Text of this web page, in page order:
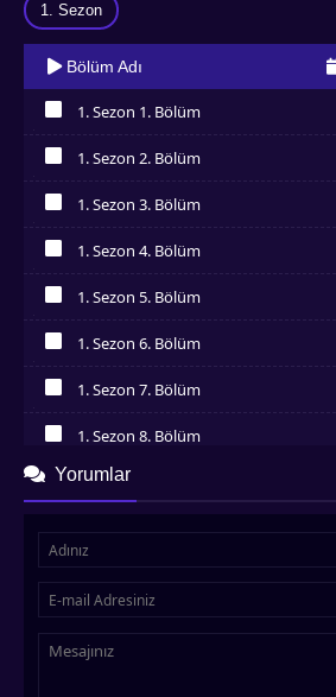
1. Sezon
Bölüm Adı
1. Sezon 1. Bölüm
1. Sezon 2. Bölüm
1. Sezon 3. Bölüm
1. Sezon 4. Bölüm
1. Sezon 5. Bölüm
1. Sezon 6. Bölüm
1. Sezon 7. Bölüm
İzledim
1. Sezon 8. Bölüm
1. Sezon 9. Bölüm
İzledim
İzledim
İzledim
1. Sezon 13. Bölüm
Yorumlar